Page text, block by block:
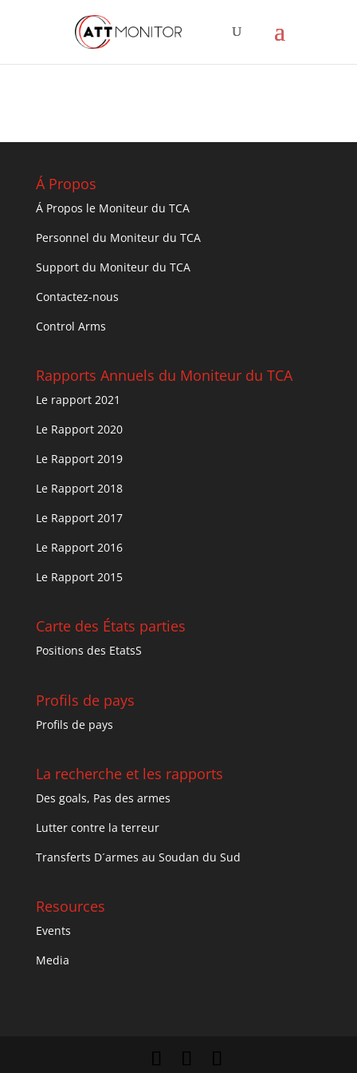
Á Propos
Á Propos le Moniteur du TCA
Personnel du Moniteur du TCA
Support du Moniteur du TCA
Contactez-nous
Control Arms
Rapports Annuels du Moniteur du TCA
Le rapport 2021
Le Rapport 2020
Le Rapport 2019
Le Rapport 2018
Le Rapport 2017
Le Rapport 2016
Le Rapport 2015
Carte des États parties
Positions des EtatsS
Profils de pays
Profils de pays
La recherche et les rapports
Des goals, Pas des armes
Lutter contre la terreur
Transferts D´armes au Soudan du Sud
Resources
Events
Media